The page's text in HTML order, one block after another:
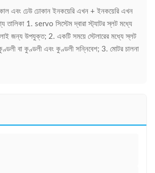
এবং ঢেউ ঢোকান ইনকয়েরি এখন + ইনকয়েরি এখন
1. servo সিস্টেম দ্বারা স্ট্যাটর স্লট মধ্যে
জন্য উপযুক্ত; 2. একটি সময়ে স্টেলারের মধ্যে স্লট
বা কুণ্ডলী এবং কুণ্ডলী সন্নিবেশ; 3. মোটর চালনা